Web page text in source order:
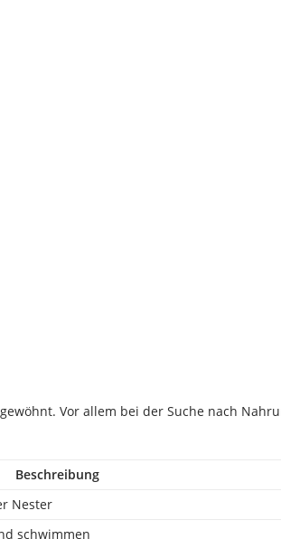
Vor allem bei der Suche nach
Beschreibung
Nester
schwimmen